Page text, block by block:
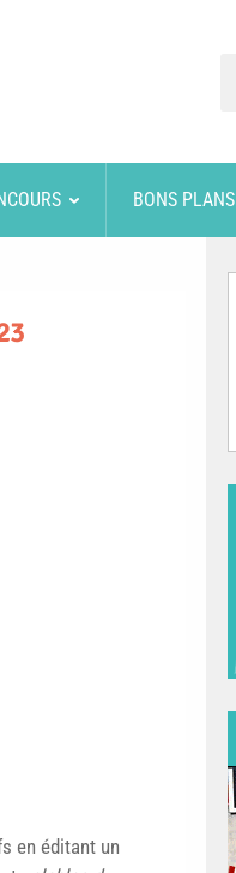
BONS PLANS
en éditant un